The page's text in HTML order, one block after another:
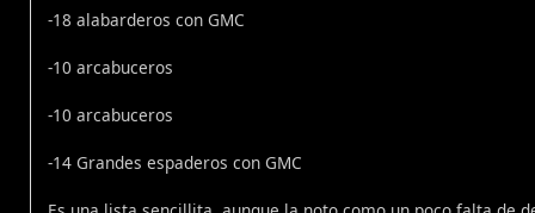
-18 alabarderos con GMC
-10 arcabuceros
-10 arcabuceros
-14 Grandes espaderos con GMC